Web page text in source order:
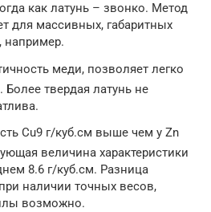
как латунь – звонко. Метод
для массивных, габаритных
например.
меди, позволяет легко
Более твердая латунь не
Cu9 г/куб.см выше чем у Zn
величина характеристики
8.6 г/куб.см. Разница
наличии точных весов,
возможно.